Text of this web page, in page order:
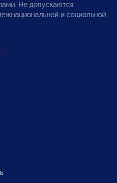
Не допускаются
и социальной